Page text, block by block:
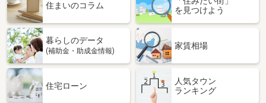
住まいのコラム
を見つけよう
暮らしのデータ
(補助金・助成金情報)
家賃相場
住宅ローン
人気タウン
ランキング